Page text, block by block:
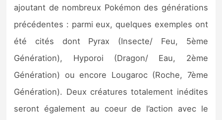
ajoutant de nombreux Pokémon des générations
précédentes : parmi eux, quelques exemples ont
été cités dont Pyrax (Insecte/ Feu, 5ème
Génération), Hyporoi (Dragon/ Eau, 2ème
Génération) ou encore Lougaroc (Roche, 7ème
Génération). Deux créatures totalement inédites
seront également au coeur de l’action avec le